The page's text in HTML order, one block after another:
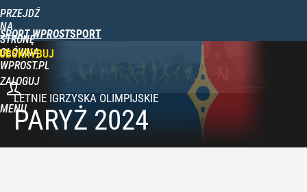
PRZEJDŹ
NA
STRONĘ
GŁÓWNĄ
WPROST.PL
SPORT WPROST
ZALOGUJ
MENUPARYŻ 2024